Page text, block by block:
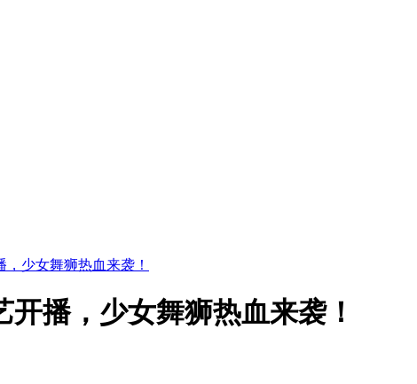
，少女舞狮热血来袭！
开播，少女舞狮热血来袭！